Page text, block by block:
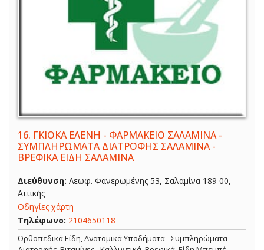
16. ΓΚΙΟΚΑ ΕΛΕΝΗ - ΦΑΡΜΑΚΕΙΟ ΣΑΛΑΜΙΝΑ -
ΣΥΜΠΛΗΡΩΜΑΤΑ ΔΙΑΤΡΟΦΗΣ ΣΑΛΑΜΙΝΑ -
ΒΡΕΦΙΚΑ ΕΙΔΗ ΣΑΛΑΜΙΝΑ
Διεύθυνση: Λεωφ. Φανερωμένης 53, Σαλαμίνα 189 00,
Αττικής
Οδηγίες χάρτη
Τηλέφωνο: 2104650118
Ορθοπεδικά Είδη, Ανατομικά Υποδήματα - Συμπληρώματα